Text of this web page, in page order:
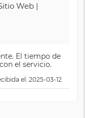
Web |
El tiempo de
el servicio.
el: 2025-03-12